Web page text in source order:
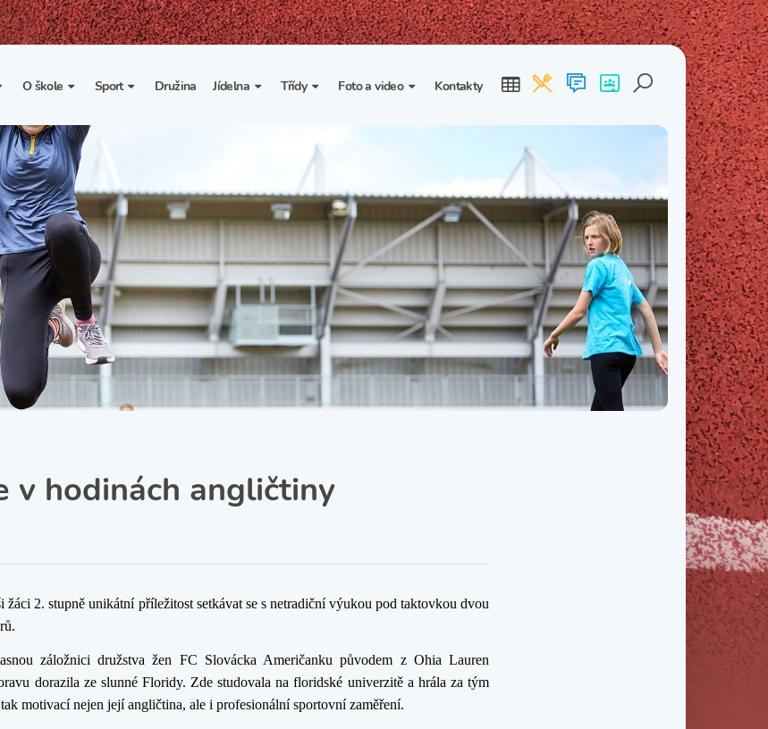
třídy
třídy
O škole
Základní informace
Organizace školního roku
Výuka a učební plán
Zájmové kroužky
Školní poradenské
pracoviště
Školní psycholožka
Školská rada
SRPŠ – Spolek rodičů a
Sport
Spolupráce se sportovními
kluby
Školní sportovní klub
Tělesná výchova a sport
Družina Jídelna
Vnitřní řád školní jídelny
Třídy
Třída I. B Třída I. C
Třída II. A Třída II. C
Třída III. A Třída III. B Třída III. C
Třída IV. A Třída IV. B Třída IV. C
Třída V. A Třída V. B Třída V. C
Třída VI. A Třída VI. B Třída VI. C
Třída VII. A Třída VII. B Třída VII. C
Třída VIII. A Třída VIII. C
Foto a video Kontakty
v hodinách angličtiny
žáci 2. stupně unikátní příležitost setkávat se s netradiční výukou pod taktovkou dvou
záložnici družstva žen FC Slovácka Američanku původem z Ohia Lauren
dorazila ze slunné Floridy. Zde studovala na floridské univerzitě a hrála za tým
motivací nejen její angličtina, ale i profesionální sportovní zaměření.